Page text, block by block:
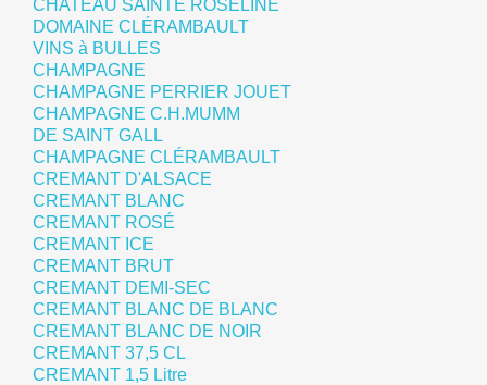
CHATEAU SAINTE ROSELINE
DOMAINE CLÉRAMBAULT
VINS à BULLES
CHAMPAGNE
CHAMPAGNE PERRIER JOUET
CHAMPAGNE C.H.MUMM
DE SAINT GALL
CHAMPAGNE CLÉRAMBAULT
CREMANT D'ALSACE
CREMANT BLANC
CREMANT ROSÉ
CREMANT ICE
CREMANT BRUT
CREMANT DEMI-SEC
CREMANT BLANC DE BLANC
CREMANT BLANC DE NOIR
CREMANT 37,5 CL
CREMANT 1,5 Litre